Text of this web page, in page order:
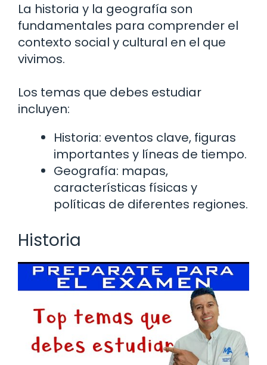
La historia y la geografía son
fundamentales para comprender el
contexto social y cultural en el que
vivimos.
Los temas que debes estudiar
incluyen:
Historia: eventos clave, figuras
importantes y líneas de tiempo.
Geografía: mapas,
características físicas y
políticas de diferentes regiones.
Historia